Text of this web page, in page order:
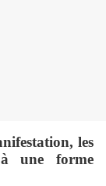
les
une forme